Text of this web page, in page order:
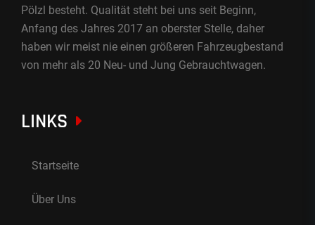
Pölzl besteht. Qualität steht bei uns seit Beginn,
Anfang des Jahres 2017 an oberster Stelle, daher
haben wir meist nie einen größeren Fahrzeugbestand
von mehr als 20 Neu- und Jung Gebrauchtwagen.
LINKS
Startseite
Über Uns